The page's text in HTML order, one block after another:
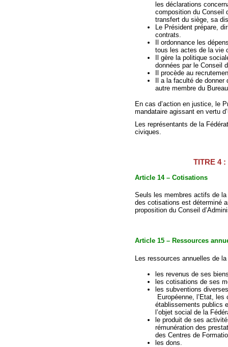
les déclarations
composition du Conseil
transfert du siège, sa
Le Président prépare,
contrats.
Il ordonnance les
tous les actes de la vie
Il gère la politique
données par le Conseil
Il procède au
Il a la faculté de
autre membre du
En cas d’action en justice, le
mandataire agissant en vertu
Les représentants de la
civiques.
TITRE 4
Article 14 – Cotisations
Seuls les membres actifs de
des cotisations est déterminé
proposition du Conseil
Article 15 – Ressources
Les ressources annuelles de
les revenus de ses
les cotisations de ses
les subventions
Européenne, l’Etat,
établissements publics
l’objet social de la
le produit de ses
rémunération des
des Centres de
les dons.